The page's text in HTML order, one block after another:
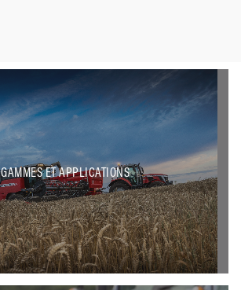
GAMMES ET APPLICATIONS